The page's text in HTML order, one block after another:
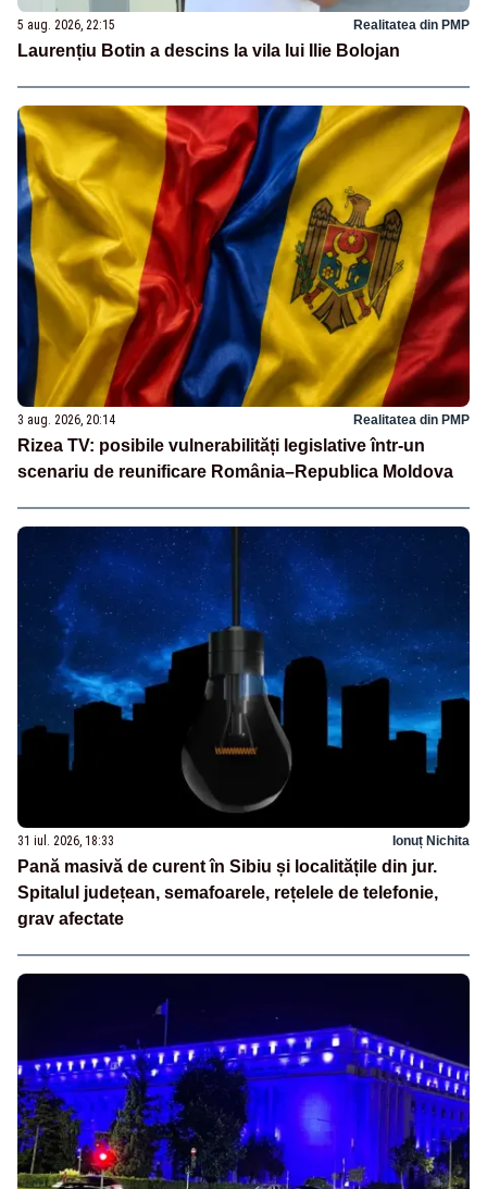
5 aug. 2026, 22:15 Realitatea din PMP
Laurențiu Botin a descins la vila lui Ilie Bolojan
3 aug. 2026, 20:14 Realitatea din PMP
Rizea TV: posibile vulnerabilități legislative într-un
scenariu de reunificare România–Republica Moldova
31 iul. 2026, 18:33 Ionuț Nichita
Pană masivă de curent în Sibiu și localitățile din jur.
Spitalul județean, semafoarele, rețelele de telefonie,
grav afectate